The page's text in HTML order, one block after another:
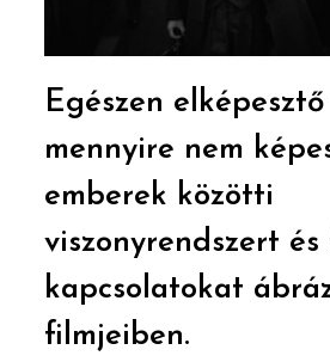
Egészen
mennyire nem
emberek közötti
viszonyrendszert
kapcsolatokat
filmjeiben.